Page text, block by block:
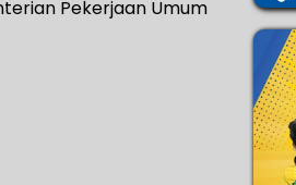
Pekerjaan Umum